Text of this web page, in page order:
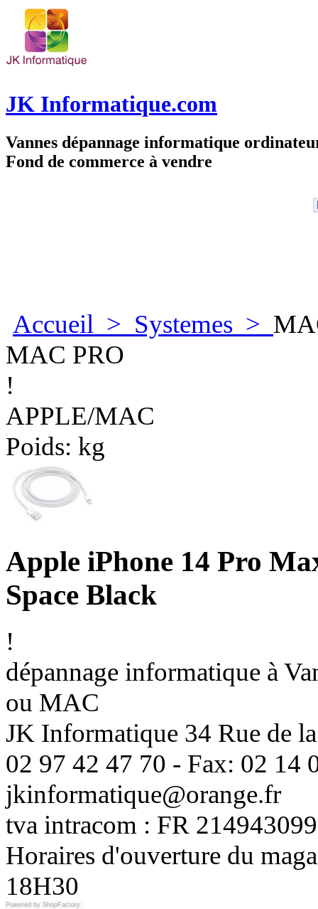
JK Informatique.com
Vannes dépannage informatique
Fond de commerce à vendre
Accueil > Systemes >
MAC PRO
!
APPLE/MAC
Poids: kg
Apple iPhone 14 Pro
Space Black
!
dépannage informatique à
ou MAC
JK Informatique 34 Rue de
02 97 42 47 70 - Fax: 02 14
jkinformatique@orange.fr
tva intracom : FR
Horaires d'ouverture du
18H30
Powered by ShopFactory